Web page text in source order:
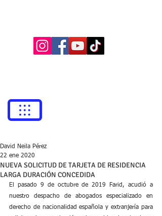
NUEVA SOLICITUD DE TARJETA DE RESIDENCIA
LARGA DURACIÓN CONCEDIDA
David Neila Pérez
22 ene 2020
El pasado 9 de octubre de 2019 Farid, acudió a
nuestro despacho de abogados especializado en
derecho de nacionalidad española y extranjería para